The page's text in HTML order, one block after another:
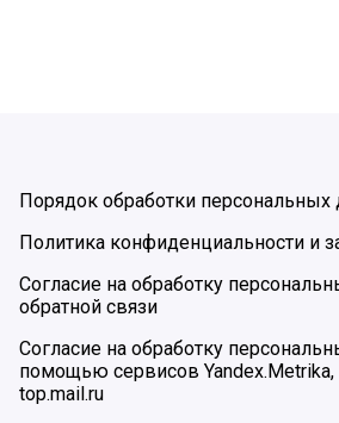
Порядок обработки персональных
Политика конфиденциальности и
Согласие на обработку
обратной связи
Согласие на обработку
помощью сервисов Yandex.Metrika,
top.mail.ru